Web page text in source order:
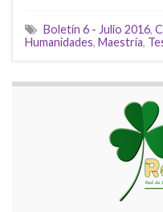
Boletín 6 - Julio 2016,
Humanidades, Maestría,